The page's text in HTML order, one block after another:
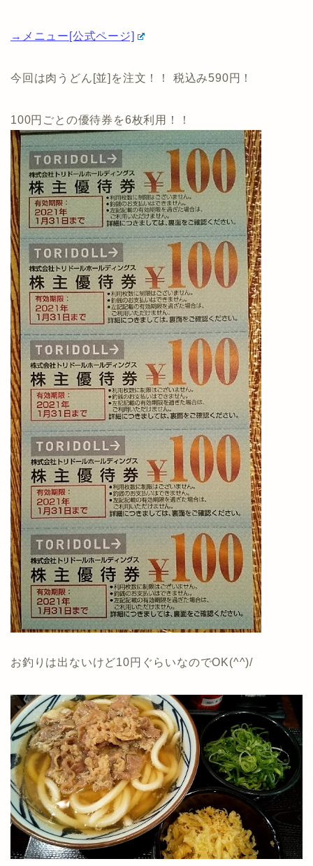
→メニュー[公式ページ]
今回は肉うどん[並]を注文！！ 税込み590円！
100円ごとの優待券を6枚利用！！
お釣りは出ないけど10円ぐらいなのでOK(^^)/